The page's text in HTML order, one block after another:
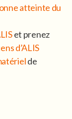
atteinte du
et prenez
d’ALIS
de